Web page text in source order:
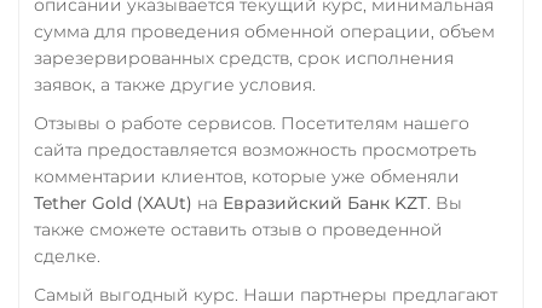
описании указывается текущий курс, минимальная
сумма для проведения обменной операции, объем
зарезервированных средств, срок исполнения
заявок, а также другие условия.
Отзывы о работе сервисов. Посетителям нашего
сайта предоставляется возможность просмотреть
комментарии клиентов, которые уже обменяли
Tether Gold (XAUt) на Евразийский Банк KZT. Вы
также сможете оставить отзыв о проведенной
сделке.
Самый выгодный курс. Наши партнеры предлагают